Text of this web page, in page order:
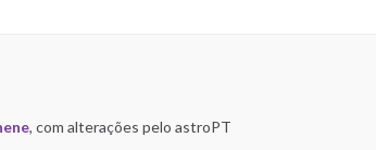
, com alterações pelo astroPT